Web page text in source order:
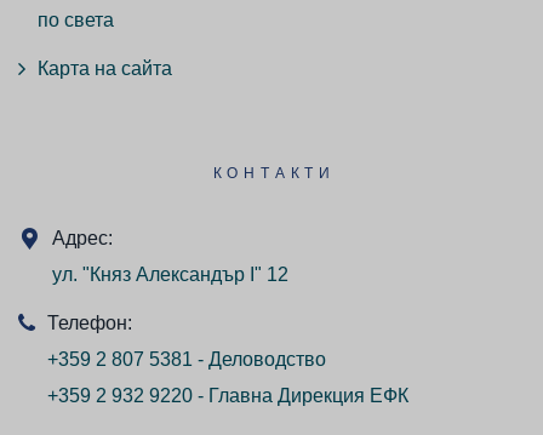
по света
Карта на сайта
КОНТАКТИ
Адрес:
ул. "Княз Александър I" 12
Телефон:
+359 2 807 5381 - Деловодство
+359 2 932 9220 - Главна Дирекция ЕФК